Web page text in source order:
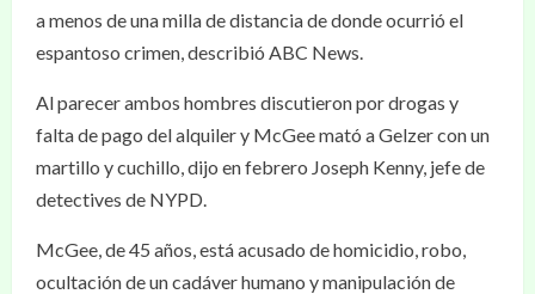
a menos de una milla de distancia de donde ocurrió el
espantoso crimen, describió ABC News.
Al parecer ambos hombres discutieron por drogas y
falta de pago del alquiler y McGee mató a Gelzer con un
martillo y cuchillo, dijo en febrero Joseph Kenny, jefe de
detectives de NYPD.
McGee, de 45 años, está acusado de homicidio, robo,
ocultación de un cadáver humano y manipulación de